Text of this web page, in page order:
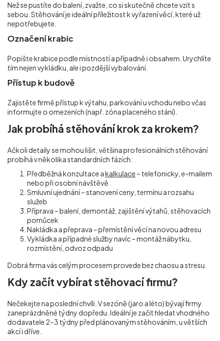
Než se pustíte do balení, zvažte, co si skutečně chcete vzít s
sebou. Stěhování je ideální příležitost k vyřazení věcí, které už
nepotřebujete.
Označení krabic
Popište krabice podle místností a případně i obsahem. Urychlíte
tím nejen vykládku, ale i pozdější vybalování.
Přístup k budově
Zajistěte firmě přístup k výtahu, parkování u vchodu nebo včas
informujte o omezeních (např. zóna placeného stání).
Jak probíhá stěhování krok za krokem?
Ačkoli detaily se mohou lišit, většina profesionálních stěhování
probíhá v několika standardních fázích:
Předběžná konzultace akalkulace – telefonicky, e-mailem
nebo při osobní návštěvě
Smluvní ujednání – stanovení ceny, termínu a rozsahu
služeb
Příprava – balení, demontáž, zajištění výtahů, stěhovacích
pomůcek
Nakládka a přeprava – přemístění věcí na novou adresu
Vykládka a případné služby navíc – montáž nábytku,
rozmístění, odvoz odpadu
Dobrá firma vás celým procesem provede bez chaosu a stresu.
Kdy začít vybírat stěhovací firmu?
Nečekejte na poslední chvíli. V sezóně (jaro a léto) bývají firmy
zaneprázdněné týdny dopředu. Ideální je začít hledat vhodného
dodavatele 2–3 týdny před plánovaným stěhováním, u větších
akcí i dříve.